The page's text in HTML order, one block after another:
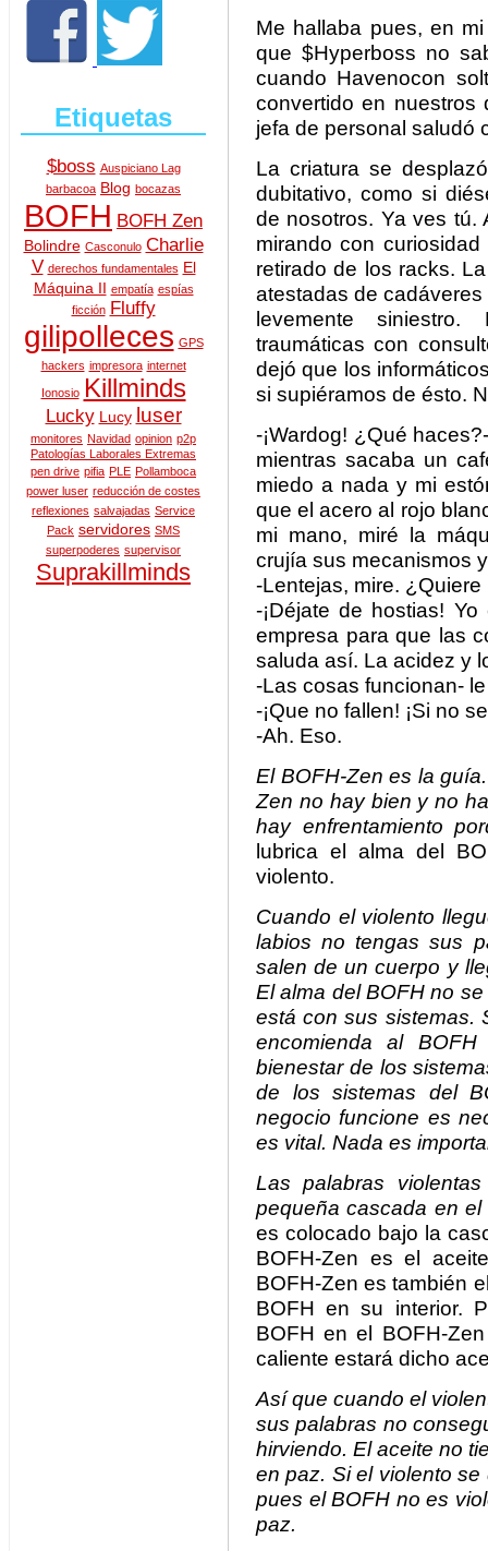
Etiquetas
$boss Auspiciano Lag
barbacoa Blog bocazas
BOFH BOFH Zen
Bolindre Casconulo Charlie
V derechos fundamentales El
Máquina II empatía espías
ficción
Fluffy
gilipolleces GPS
hackers impresora internet
Ionosio Killminds
Lucky Lucy luser
monitores Navidad opinion p2p
Patologías Laborales Extremas
pen drive pifia PLE Pollamboca
power luser reducción de costes
reflexiones salvajadas Service
Pack servidores SMS
superpoderes supervisor
Suprakillminds
Me hallaba pues, en
que $Hyperboss no
cuando Havenocon
convertido en nuestros
jefa de personal saludó
La criatura se
dubitativo, como si
de nosotros. Ya ves tú.
mirando con
retirado de los racks.
atestadas de
levemente
traumáticas con
dejó que los
si supiéramos de ésto.
-¡Wardog! ¿Qué
mientras sacaba un
miedo a nada y mi
que el acero al rojo
mi mano, miré la
crujía sus mecanismos
-Lentejas, mire. ¿Quiere
-¡Déjate de hostias!
empresa para que las
saluda así. La acidez y
-Las cosas funcionan-
-¡Que no fallen! ¡Si no
-Ah. Eso.
El BOFH-Zen es la
Zen no hay bien y no
hay enfrentamiento
lubrica el alma del
violento.
Cuando el violento
labios no tengas sus
salen de un cuerpo y
El alma del BOFH no
está con sus sistemas.
encomienda al
bienestar de los
de los sistemas del
negocio funcione es
es vital. Nada es
Las palabras
pequeña cascada en el
es colocado bajo la
BOFH-Zen es el
BOFH-Zen es también
BOFH en su interior.
BOFH en el BOFH-
caliente estará dicho
Así que cuando el
sus palabras no
hirviendo. El aceite no
en paz. Si el violento
pues el BOFH no es
paz.